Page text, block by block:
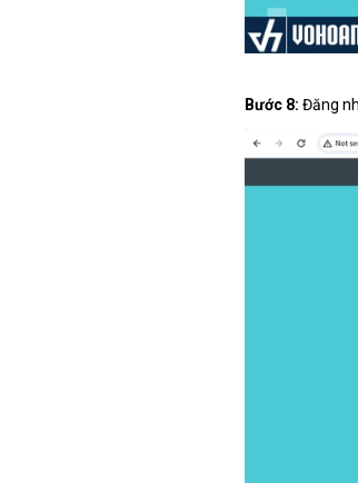
Bước 8: Đăng